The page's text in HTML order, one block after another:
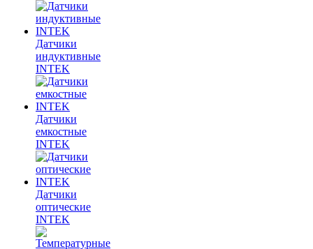
Датчики
индуктивные
INTEK
Датчики
емкостные
INTEK
Датчики
оптические
INTEK